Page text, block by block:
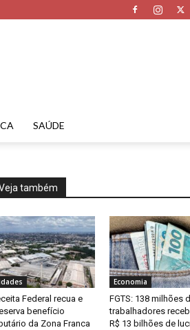
SAÚDE
também
Federal recua e
benefício
da Zona Franca
Economia
FGTS: 138 milhões
trabalhadores
R$ 13 bilhões de